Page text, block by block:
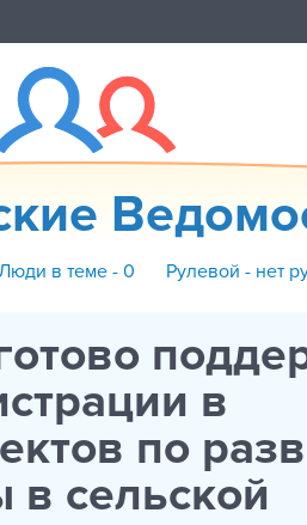
в теме - 0 Рулевой - нет
в
по
в сельской